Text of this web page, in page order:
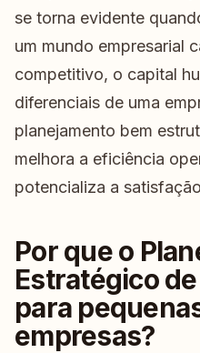
se torna evidente
um mundo empresarial
competitivo, o capital
diferenciais de uma
planejamento bem
melhora a eficiência
potencializa a
Por que o
Estratégico
para
empresas?